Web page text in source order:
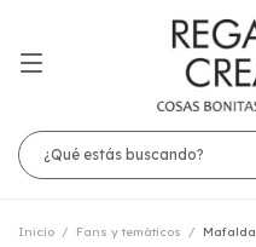
Inicio / Fans y temáticos / Mafalda